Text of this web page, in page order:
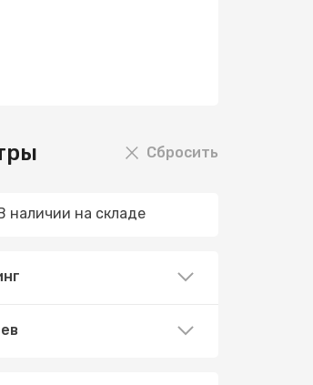
Сбросить
наличии на складе